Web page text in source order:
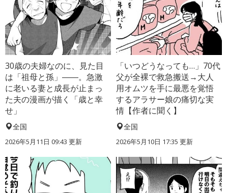
30歳の夫婦なのに、見た目
は「祖母と孫」――。急激
に老いる妻と成長が止まっ
た夫の漫画が描く「歳と幸
せ」
全国
2026年5月11日 09:43 更新
「いつどうなっても…」70代
父が全裸で救急搬送→大人
用オムツを手に最悪を覚悟
するアラサー娘の痛切な実
情【作者に聞く】
全国
2026年5月10日 17:35 更新